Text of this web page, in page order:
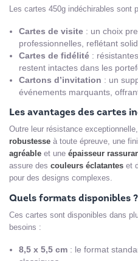
Les cartes 450g indéchirables sont
Cartes de visite : un choix
professionnelles, reflétant
Cartes de fidélité :
restent intactes dans les
Cartons d’invitation : un
événements marquants,
Les avantages des cartes
Outre leur résistance
robustesse à toute épreuve, une
agréable et une épaisseur
assure des couleurs éclatantes et
pour des designs complexes.
Quels formats disponibles ?
Ces cartes sont disponibles dans
besoins :
8,5 x 5,5 cm : le format